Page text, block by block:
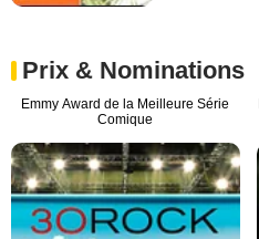
Prix & Nominations
Emmy Award de la Meilleure Série
Comique